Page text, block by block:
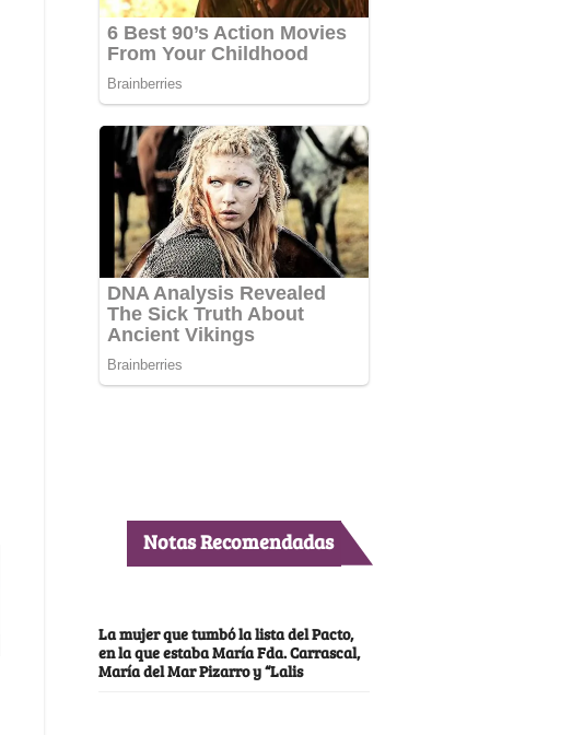
Notas Recomendadas
La mujer que tumbó la lista del Pacto,
en la que estaba María Fda. Carrascal,
María del Mar Pizarro y “Lalis